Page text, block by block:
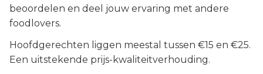
beoordelen en deel jouw ervaring met andere
foodlovers.
Hoofdgerechten liggen meestal tussen €15 en €25.
Een uitstekende prijs-kwaliteitverhouding.